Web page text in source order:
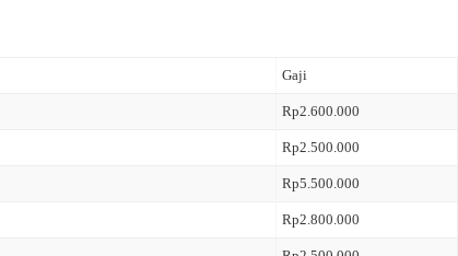
Gaji
Rp2.600.000
Rp2.500.000
Rp5.500.000
Rp2.800.000